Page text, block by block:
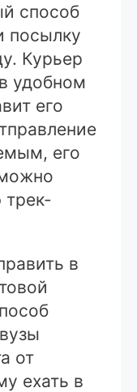
способ
посылку
Курьер
удобном
его
его
в
от
ехать в